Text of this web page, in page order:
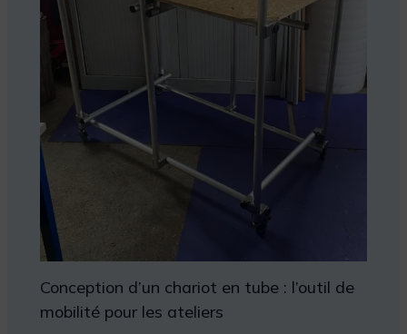
Conception d’un chariot en tube : l’outil de
mobilité pour les ateliers